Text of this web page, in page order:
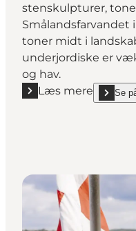
stenskulpturer,
Smålandsfarvandet
toner midt i
underjordiske er
og hav.
Læs mere
Læs mere Se
show